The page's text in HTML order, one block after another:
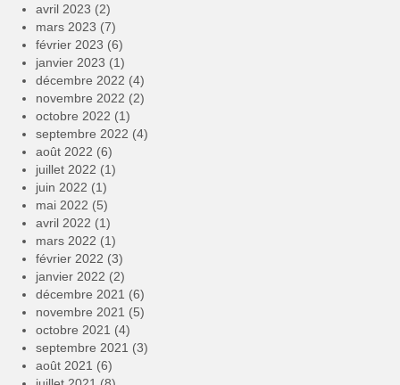
avril 2023 (2)
mars 2023 (7)
février 2023 (6)
janvier 2023 (1)
décembre 2022 (4)
novembre 2022 (2)
octobre 2022 (1)
septembre 2022 (4)
août 2022 (6)
juillet 2022 (1)
juin 2022 (1)
mai 2022 (5)
avril 2022 (1)
mars 2022 (1)
février 2022 (3)
janvier 2022 (2)
décembre 2021 (6)
novembre 2021 (5)
octobre 2021 (4)
septembre 2021 (3)
août 2021 (6)